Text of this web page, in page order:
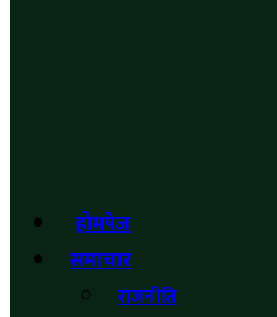
होमपेज
समाचार
राजनीति